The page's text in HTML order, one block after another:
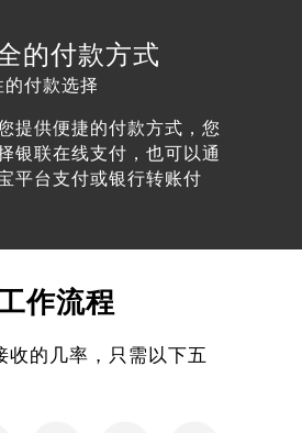
Code:MB1241
的付款方式
的付款选择
提供便捷的付款方式，您
银联在线支付，也可以通
平台支付或银行转账付
作流程
收的几率，只需以下五